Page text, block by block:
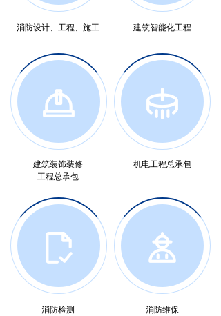
消防设计、工程、施工
建筑装饰装修
工程总承包
消防检测
建筑智能化工程
机电工程总承包
消防维保